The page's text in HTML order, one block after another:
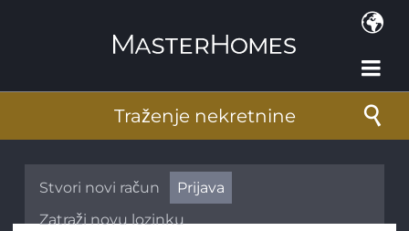
Traženje nekretnine
Primarne oznake
Stvori novi račun Prijava
Zatraži novu lozinku